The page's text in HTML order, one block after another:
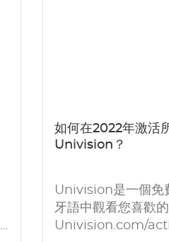
如何在2022年激活
Univision？
Univision是一個免
牙語中觀看您喜歡
Univision.com/